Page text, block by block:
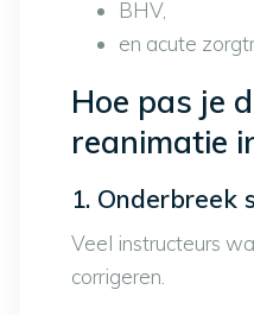
BHV,
en acute
Hoe pas je
reanimatie
1. Onderbreek
Veel instructeurs
corrigeren.